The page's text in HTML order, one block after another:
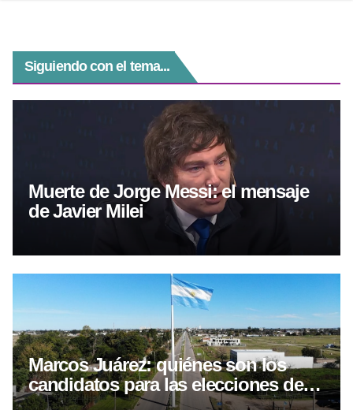
Siguiendo con el tema...
Muerte de Jorge Messi: el mensaje
de Javier Milei
Marcos Juárez: quiénes son los
candidatos para las elecciones del 6
de septiembre